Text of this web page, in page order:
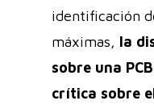
identificación
máximas, la
sobre una
crítica sobre